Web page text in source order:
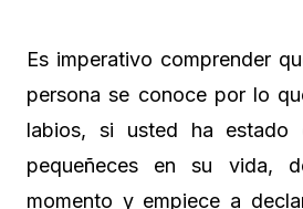
Es imperativo comprender
persona se conoce por lo
labios, si usted ha estado
pequeñeces en su vida,
momento y empiece a